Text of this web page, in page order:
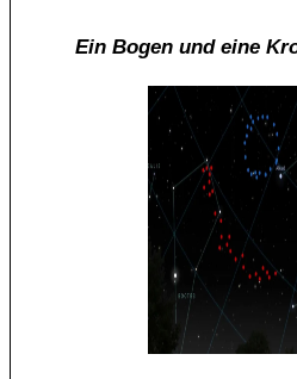
Ein Bogen und eine